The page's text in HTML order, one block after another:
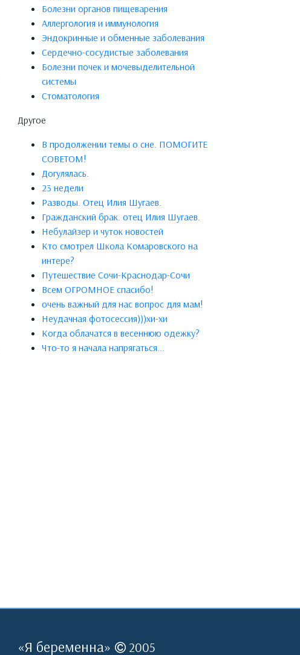
Болезни органов пищеварения
Аллергология и иммунология
Эндокринные и обменные заболевания
Сердечно-сосудистые заболевания
Болезни почек и мочевыделительной
системы
Стоматология
Другое
В продолжении темы о сне. ПОМОГИТЕ
СОВЕТОМ!
Догулялась.
23 недели
Разводы. Отец Илия Шугаев.
Гражданский брак. отец Илия Шугаев.
Небулайзер и чуток новостей
Кто смотрел Школа Комаровского на
интере?
Путешествие Сочи-Краснодар-Сочи
Всем ОГРОМНОЕ спасибо!
очень важный для нас вопрос для мам!
Неудачная фотосессия)))хи-хи
Когда облачатся в весеннюю одежку?
Что-то я начала напрягаться...
«Я беременна» 2005